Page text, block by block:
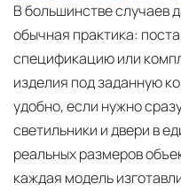
В большинстве случаев
обычная практика:
спецификацию или
изделия под заданную
удобно, если нужно
светильники и двери в
реальных размеров
каждая модель